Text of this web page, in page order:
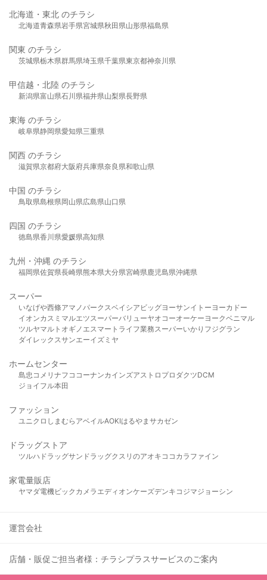
北海道・東北 のチラシ
北海道青森県岩手県宮城県秋田県山形県福島県
関東 のチラシ
茨城県栃木県群馬県埼玉県千葉県東京都神奈川県
甲信越・北陸 のチラシ
新潟県富山県石川県福井県山梨県長野県
東海 のチラシ
岐阜県静岡県愛知県三重県
関西 のチラシ
滋賀県京都府大阪府兵庫県奈良県和歌山県
中国 のチラシ
鳥取県島根県岡山県広島県山口県
四国 のチラシ
徳島県香川県愛媛県高知県
九州・沖縄 のチラシ
福岡県佐賀県長崎県熊本県大分県宮崎県鹿児島県沖縄県
スーパー
いなげや西條アマノパークスベイシア ビッグヨーサンイトーヨーカドー
イオンカスミ マルエツスーパーバリューヤオコーオーケー ヨークベニマル
ツルヤマルト オギノ エスマート ライフ業務スーパーいかり フジグラン
ダイレックスサンエーイズミヤ
ホームセンター
島忠 コメリ ナフコ コーナンカインズアストロプロダクツDCM
ジョイフル本田
ファッション
ユニクロ しまむら アベイルAOKIはるやま サカゼン
ドラッグストア
ツルハドラッグサンドラッグクスリのアオキ ココカラファイン
家電量販店
ヤマダ電機ビックカメラ エディオンケーズデンキ コジマジョーシン
運営会社
店舗・販促ご担当者様：チラシプラスサービスのご案内